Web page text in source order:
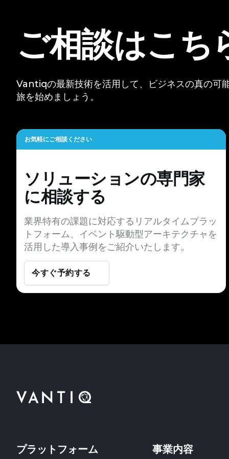
ご相談はこち
Vantiqの最新技術を活用して、ビジネスの真の可
旅を始めましょう。
お気軽にご相談ください
ソリューションの専門家
に相談する
業界特有の課題に対応するリアルタイムプラッ
トフォーム、イベント駆動型アーキテクチャを
活用した導入事例をご紹介いたします。
今すぐ予約する
プラットフォーム 事業内容